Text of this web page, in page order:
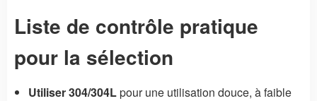
Liste de contrôle pratique
pour la sélection
Utiliser 304/304Lpour une utilisation douce, à faible